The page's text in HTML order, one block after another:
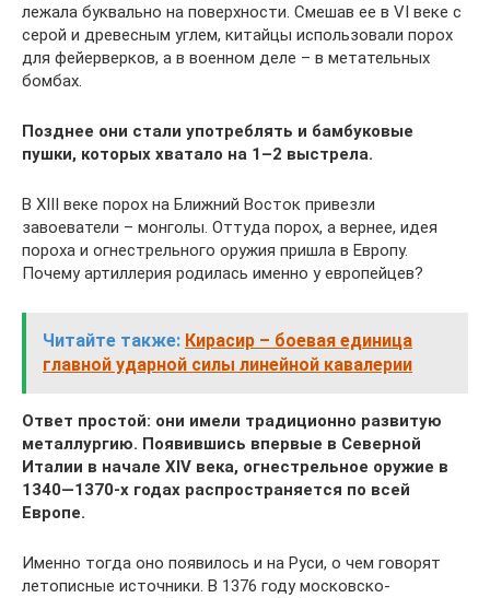
лежала буквально на поверхности. Смешав ее в VI веке с
серой и древесным углем, китайцы использовали порох
для фейерверков, а в военном деле – в метательных
бомбах.
Позднее они стали употреблять и бамбуковые
пушки, которых хватало на 1–2 выстрела.
В XIII веке порох на Ближний Восток привезли
завоеватели – монголы. Оттуда порох, а вернее, идея
пороха и огнестрельного оружия пришла в Европу.
Почему артиллерия родилась именно у европейцев?
Читайте также: Кирасир – боевая единица
главной ударной силы линейной кавалерии
Ответ простой: они имели традиционно развитую
металлургию. Появившись впервые в Северной
Италии в начале XIV века, огнестрельное оружие в
1340—1370-х годах распространяется по всей
Европе.
Именно тогда оно появилось и на Руси, о чем говорят
летописные источники. В 1376 году московско-